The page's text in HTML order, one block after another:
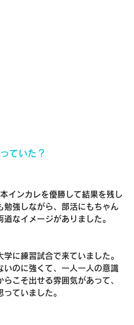
ていた？
ンカレを優勝して結果を残し
勉強しながら、部活にもちゃん
なイメージがありました。
に練習試合で来ていました。
いのに強くて、一人一人の意識
こそ出せる雰囲気があって、
ていました。